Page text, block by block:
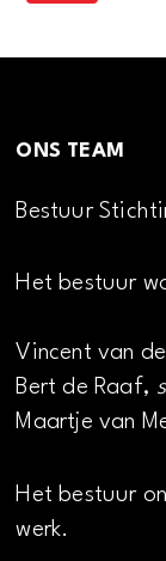
ONS TEAM
Bestuur
Het bestuur
Vincent van
Bert de Raaf,
Maartje van
Het bestuur
werk.